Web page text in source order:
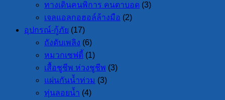
ทางเดินคนพิการ คนตาบอด (3)
เจลแอลกอฮอล์ล้างมือ (2)
อุปกรณ์-กู้ภัย (17)
ถังดับเพลิง (6)
หมวกเซฟตี้ (1)
เสื้อชูชีพ ห่วงชูชีพ (3)
แผ่นกันน้ำท่วม (3)
ทุ่นลอยน้ำ (4)